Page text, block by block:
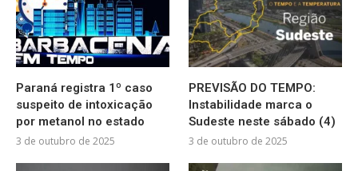
Paraná registra 1º caso
suspeito de intoxicação
por metanol no estado
3 de outubro de 2025
PREVISÃO DO TEMPO:
Instabilidade marca o
Sudeste neste sábado (4)
3 de outubro de 2025